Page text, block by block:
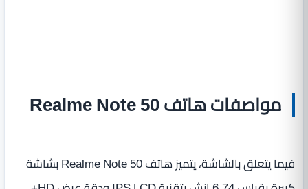
مواصفات هاتف Realme Note 50
فيما يتعلق بالشاشة، يتميز هاتف Realme Note 50 بشاشة